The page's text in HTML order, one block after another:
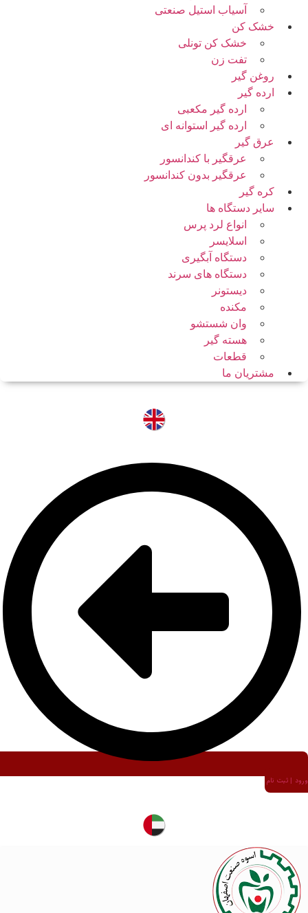
آسیاب استیل صنعتی
خشک کن
خشک کن تونلی
تفت زن
روغن گیر
ارده گیر
ارده گیر مکعبی
ارده گیر استوانه ای
عرق گیر
عرقگیر با کندانسور
عرقگیر بدون کندانسور
کره گیر
سایر دستگاه ها
انواع لرد پرس
اسلایسر
دستگاه آبگیری
دستگاه های سرند
دیستونر
مکنده
وان شستشو
هسته گیر
قطعات
مشتریان ما
ورود | ثبت نام